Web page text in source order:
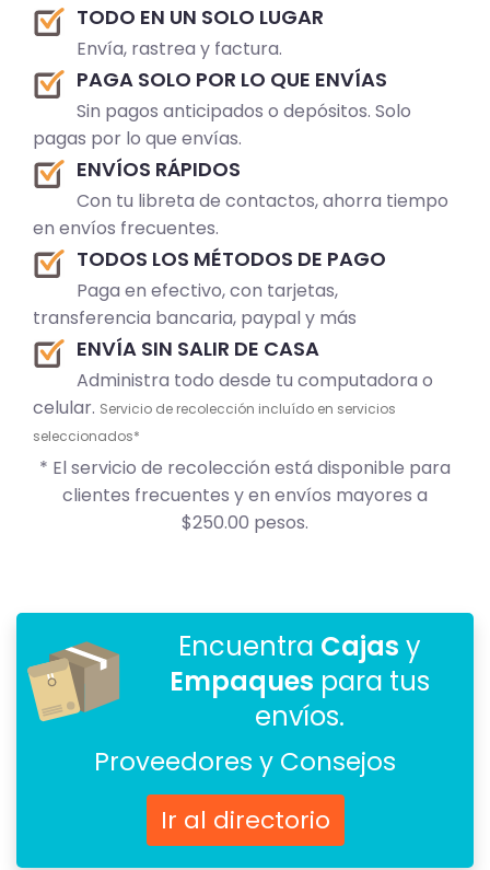
TODO EN UN SOLO LUGAR
Envía, rastrea y factura.
PAGA SOLO POR LO QUE ENVÍAS
Sin pagos anticipados o depósitos. Solo
pagas por lo que envías.
ENVÍOS RÁPIDOS
Con tu libreta de contactos, ahorra tiempo
en envíos frecuentes.
TODOS LOS MÉTODOS DE PAGO
Paga en efectivo, con tarjetas,
transferencia bancaria, paypal y más
ENVÍA SIN SALIR DE CASA
Administra todo desde tu computadora o
celular. Servicio de recolección incluído en servicios
seleccionados*
* El servicio de recolección está disponible para
clientes frecuentes y en envíos mayores a
$250.00 pesos.
Encuentra Cajas y
Empaques para tus
envíos.
Proveedores y Consejos
Ir al directorio